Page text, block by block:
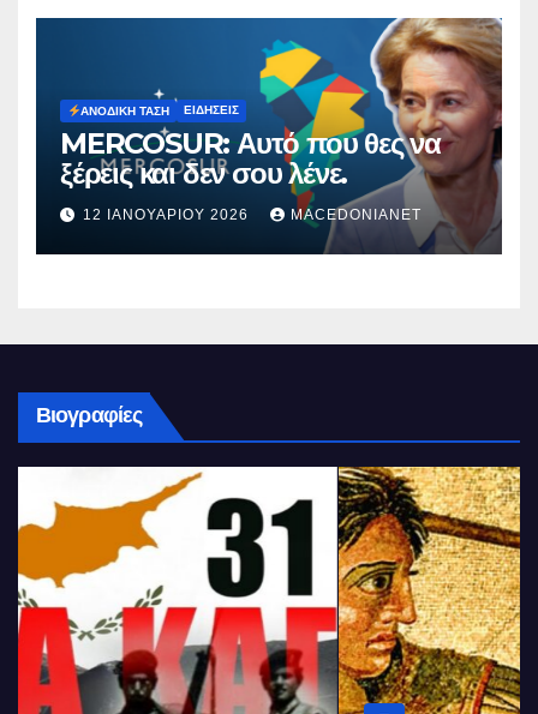
ΑΝΟΔΙΚΉ ΤΆΣΗ ΕΙΔΉΣΕΙΣ
MERCOSUR: Αυτό που θες να
ξέρεις και δεν σου λένε.
12 ΙΑΝΟΥΑΡΊΟΥ 2026 MACEDONIANET
Βιογραφίες